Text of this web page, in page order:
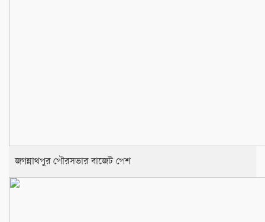
জগন্নাথপুর পৌরসভার বাজেট পেশ